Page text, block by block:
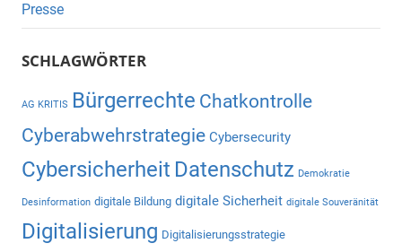
Presse
SCHLAGWÖRTER
AG KRITIS Bürgerrechte Chatkontrolle
Cyberabwehrstrategie Cybersecurity
Cybersicherheit Datenschutz Demokratie
Desinformation digitale Bildung digitale Sicherheit digitale Souveränität
Digitalisierung Digitalisierungsstrategie